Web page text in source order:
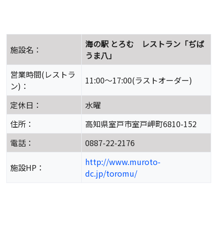
施設名：
海の駅 とろむ レストラン「ぢば
うま八」
営業時間(レストラ
ン)：
11:00～17:00(ラストオーダー)
定休日：
水曜
住所：
高知県室戸市室戸岬町6810-152
電話：
0887-22-2176
施設HP：
http://www.muroto-
dc.jp/toromu/